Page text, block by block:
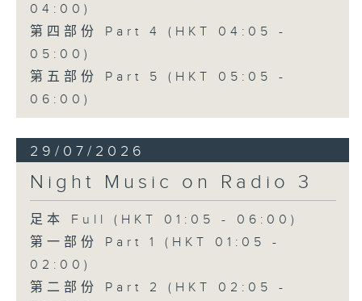
04:00)
第四部份 Part 4 (HKT 04:05 -
05:00)
第五部份 Part 5 (HKT 05:05 -
06:00)
29/07/2026
Night Music on Radio 3
足本 Full (HKT 01:05 - 06:00)
第一部份 Part 1 (HKT 01:05 -
02:00)
第二部份 Part 2 (HKT 02:05 -